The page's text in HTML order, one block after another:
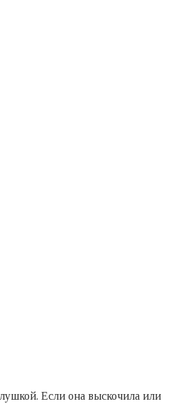
Если она выскочила или